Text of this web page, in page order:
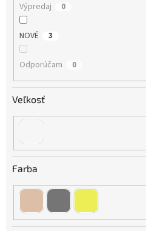
Výpredaj 0
NOVÉ 3
Odporúčam 0
Veľkosť
Farba